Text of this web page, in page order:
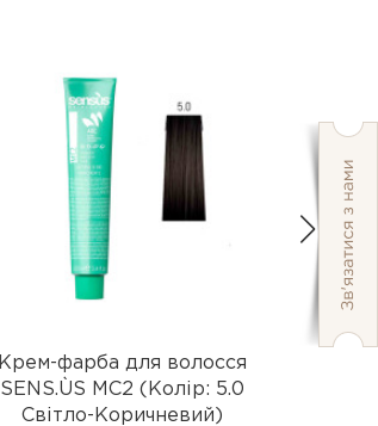
Крем-фарба для волосся
SENS.ÙS MC2 (Колір: 5.0
Світло-Коричневий)